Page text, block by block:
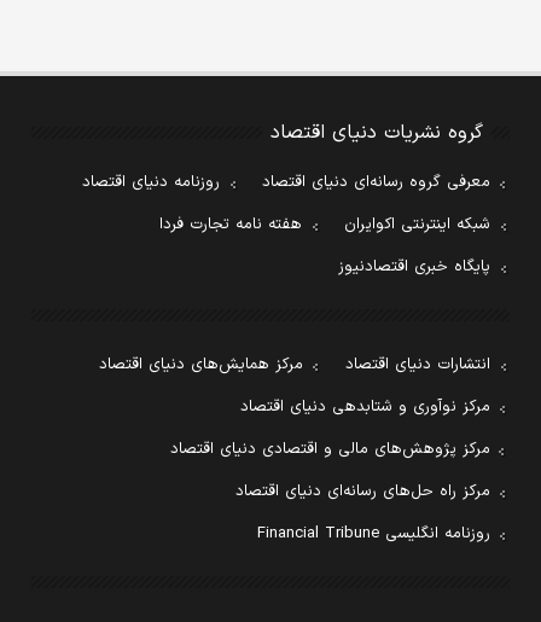
گروه نشریات دنیای اقتصاد
معرفی گروه رسانه‌ای دنیای اقتصاد
روزنامه دنیای اقتصاد
شبکه اینترنتی اکوایران
هفته نامه تجارت فردا
پایگاه خبری اقتصادنیوز
انتشارات دنیای اقتصاد
مرکز همایش‌های دنیای اقتصاد
مرکز نوآوری و شتابدهی دنیای اقتصاد
مرکز پژوهش‌های مالی و اقتصادی دنیای اقتصاد
مرکز راه حل‌های رسانه‌ای دنیای اقتصاد
روزنامه انگلیسی Financial Tribune